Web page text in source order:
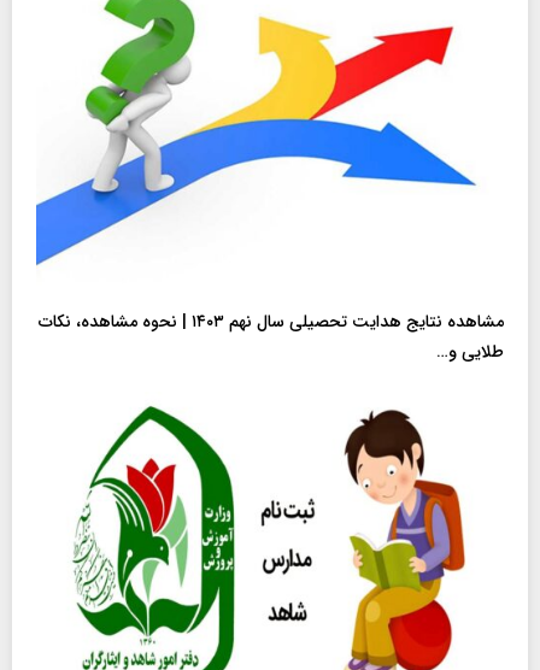
مشاهده نتایج هدایت تحصیلی سال نهم ۱۴۰۳ | نحوه مشاهده، نکات
طلایی و…